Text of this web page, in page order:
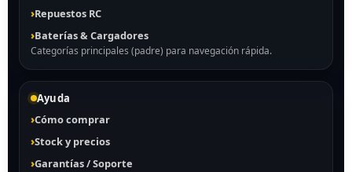
Repuestos RC
Baterías & Cargadores
Categorías principales (padre) para navegación rápida.
Ayuda
Cómo comprar
Stock y precios
Garantías / Soporte